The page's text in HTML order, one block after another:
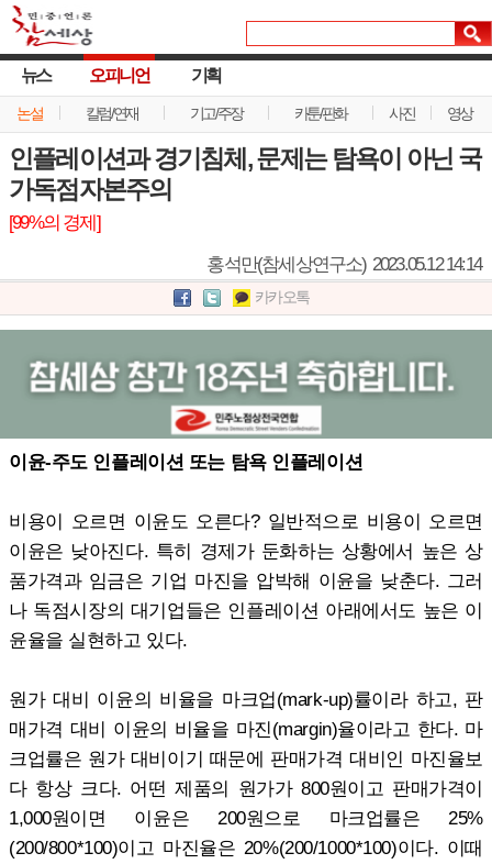
뉴스 오피니언
논설 칼럼/연재 기고/주장 카툰/판화 사진 영상
기획
인플레이션과 경기침체, 문제는 탐욕이 아닌 국
가독점자본주의
[99%의 경제]
홍석만(참세상연구소) 2023.05.12 14:14
카카오톡
이윤-주도 인플레이션 또는 탐욕 인플레이션
비용이 오르면 이윤도 오른다? 일반적으로 비용이 오르면
이윤은 낮아진다. 특히 경제가 둔화하는 상황에서 높은 상
품가격과 임금은 기업 마진을 압박해 이윤을 낮춘다. 그러
나 독점시장의 대기업들은 인플레이션 아래에서도 높은 이
윤율을 실현하고 있다.
원가 대비 이윤의 비율을 마크업(mark-up)률이라 하고, 판
매가격 대비 이윤의 비율을 마진(margin)율이라고 한다. 마
크업률은 원가 대비이기 때문에 판매가격 대비인 마진율보
다 항상 크다. 어떤 제품의 원가가 800원이고 판매가격이
1,000원이면 이윤은 200원으로 마크업률은 25%
(200/800*100)이고 마진율은 20%(200/1000*100)이다. 이때